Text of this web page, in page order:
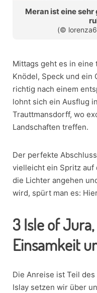
Meran ist eine
(©
Mittags geht es in
Knödel, Speck und ein
richtig nach einem
lohnt sich ein Ausflug
Trauttmansdorff, wo
Landschaften treffen.
Der perfekte
vielleicht ein Spritz auf
die Lichter angehen
wird, spürt man es:
3Isle of
Einsamkeit
Die Anreise ist Teil
Islay setzen wir über